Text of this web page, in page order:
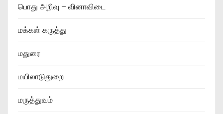
பொது அறிவு – வினாவிடை
மக்கள் கருத்து
மதுரை
மயிலாடுதுறை
மருத்துவம்